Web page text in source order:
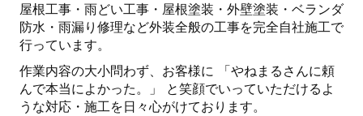
屋根工事・雨どい工事・屋根塗装・外壁塗装・ベランダ
防水・雨漏り修理など外装全般の工事を完全自社施工で
行っています。
作業内容の大小問わず、お客様に 「やねまるさんに頼
んで本当によかった。」 と笑顔でいっていただけるよ
うな対応・施工を日々心がけております。